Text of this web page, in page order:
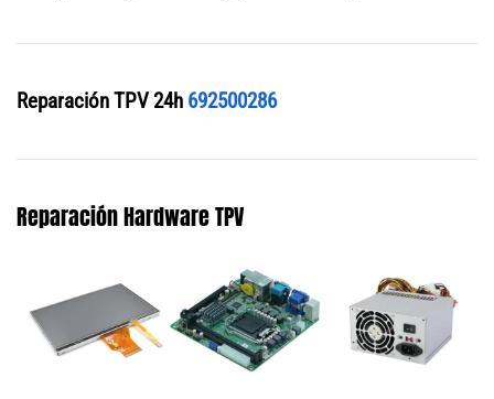
Reparación TPV 24h 692500286
Reparación Hardware TPV